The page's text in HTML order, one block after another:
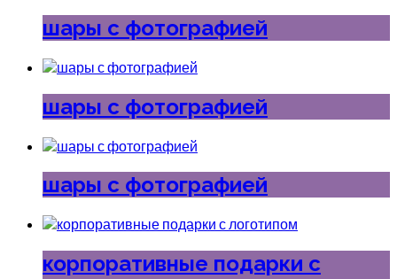
шары с фотографией
шары с фотографией
шары с фотографией
корпоративные подарки с